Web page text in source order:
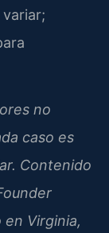
no
caso es
Contenido
Virginia,